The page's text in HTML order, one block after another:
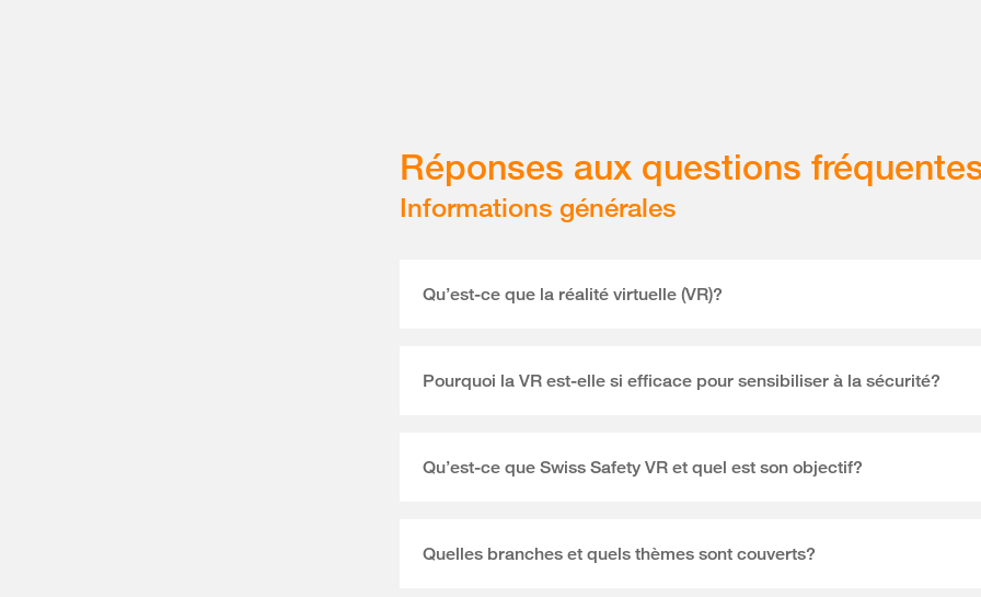
Réponses aux questions
Informations générales
Qu’est-ce que la réalité virtuelle (VR)?
Pourquoi la VR est-elle si efficace pour sensibiliser à la sécurité?
Qu’est-ce que Swiss Safety VR et quel est son objectif?
Quelles branches et quels thèmes sont couverts?